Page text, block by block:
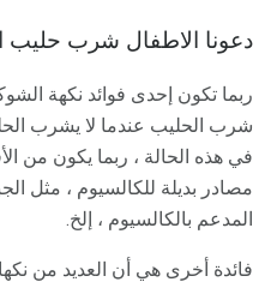
دعونا الاطفال شرب حليب
ربما تكون إحدى فوائد نكهة
شرب الحليب عندما لا يشرب
في هذه الحالة ، ربما يكون من
مصادر بديلة للكالسيوم ، مثل
المدعم بالكالسيوم ، إلخ.
فائدة أخرى هي أن العديد من